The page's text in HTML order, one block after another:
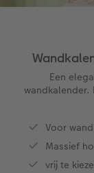
Een
wandkalender.
Voor
Massief
vrij te